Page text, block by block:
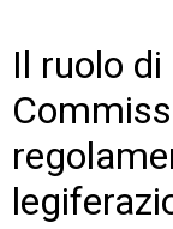
Il ruolo di